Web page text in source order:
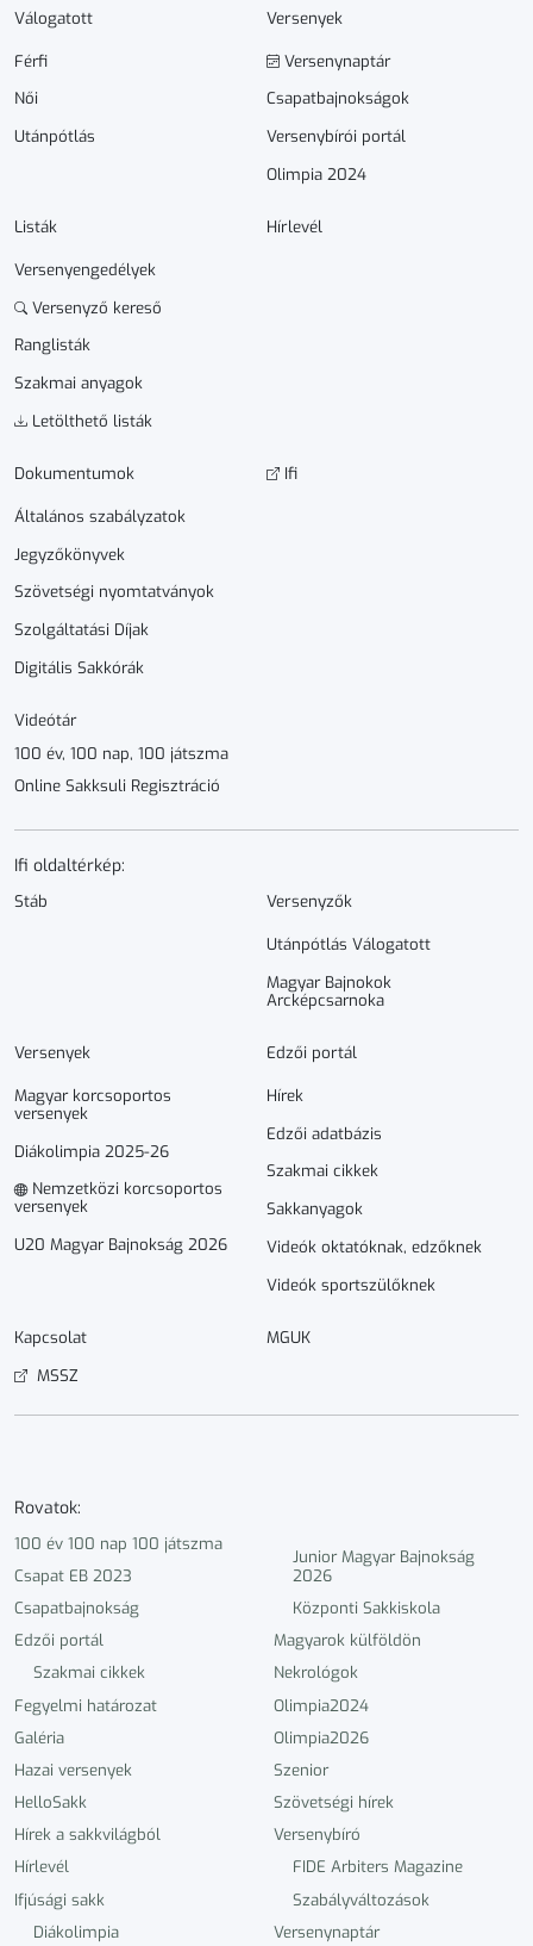
Válogatott
Férfi
Női
Utánpótlás
Versenyek
Versenynaptár
Csapatbajnokságok
Versenybírói portál
Olimpia 2024
Listák
Versenyengedélyek
Versenyző kereső
Ranglisták
Szakmai anyagok
Letölthető listák
Hírlevél
Dokumen­­tumok
Általános szabályzatok
Jegyzőkönyvek
Szövetségi nyomtatványok
Szolgáltatási Díjak
Digitális Sakkórák
Ifi
Videótár
100 év, 100 nap, 100 játszma
Online Sakksuli Regisztráció
Ifi oldaltérkép:
Stáb Versenyzők
Utánpótlás Válogatott
Magyar Bajnokok
Arcképcsarnoka
Versenyek
Magyar korcsoportos
versenyek
Diákolimpia 2025-26
Nemzetközi korcsoportos
versenyek
U20 Magyar Bajnokság 2026
Edzői portál
Hírek
Edzői adatbázis
Szakmai cikkek
Sakkanyagok
Videók oktatóknak, edzőknek
Videók sportszülőknek
Kapcsolat
MGUK
MSSZ
Rovatok:
100 év 100 nap 100 játszma
Csapat EB 2023
Csapatbajnokság
Edzői portál
Szakmai cikkek
Fegyelmi határozat
Galéria
Hazai versenyek
HelloSakk
Hírek a sakkvilágból
Hírlevél
Ifjúsági sakk
Diákolimpia
Junior Magyar Bajnokság
2026
Központi Sakkiskola
Magyarok külföldön
Nekrológok
Olimpia2024
Olimpia2026
Szenior
Szövetségi hírek
Versenybíró
FIDE Arbiters Magazine
Szabályváltozások
Versenynaptár